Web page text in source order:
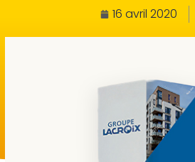
16 avril 2020